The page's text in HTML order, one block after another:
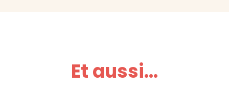
Et aussi...